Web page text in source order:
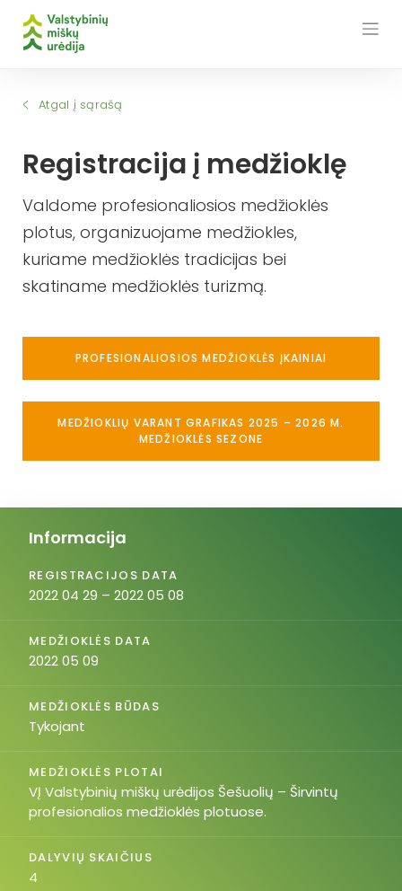
Atgal į sąrašą
Registracija į medžioklę
Valdome profesionaliosios medžioklės
plotus, organizuojame medžiokles,
kuriame medžioklės tradicijas bei
skatiname medžioklės turizmą.
PROFESIONALIOSIOS MEDŽIOKLĖS ĮKAINIAI
MEDŽIOKLIŲ VARANT GRAFIKAS 2025 – 2026 M.
MEDŽIOKLĖS SEZONE
Informacija
REGISTRACIJOS DATA
2022 04 29 – 2022 05 08
MEDŽIOKLĖS DATA
2022 05 09
MEDŽIOKLĖS BŪDAS
Tykojant
MEDŽIOKLĖS PLOTAI
VĮ Valstybinių miškų urėdijos Šešuolių – Širvintų
profesionalios medžioklės plotuose.
DALYVIŲ SKAIČIUS
4